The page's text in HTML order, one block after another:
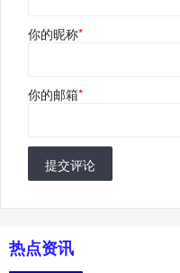
你的昵称*
你的邮箱*
提交评论
热点资讯